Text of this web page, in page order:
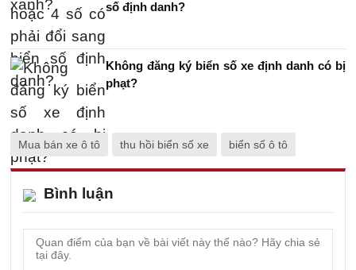
số định danh?
Không đăng ký biển số xe định danh có bị
phạt?
Mua bán xe ô tô thu hồi biển số xe biển số ô tô
Bình luận